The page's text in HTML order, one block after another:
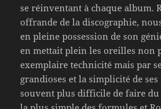
se réinventant à chaque album.
offrande de la discographie,
en pleine possession de son
en mettait plein les oreilles non
exemplaire technicité mais par
grandioses et la simplicité de
souvent plus difficile de faire